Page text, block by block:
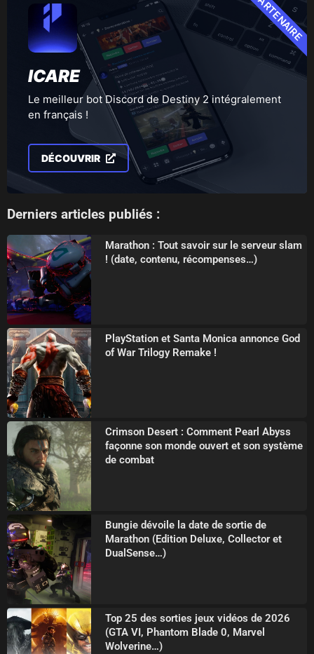
ICARE
Le meilleur bot Discord de Destiny 2 intégralement
en français !
DÉCOUVRIR
PARTENAIRE
Derniers articles publiés :
Marathon : Tout savoir sur le serveur slam
! (date, contenu, récompenses…)
PlayStation et Santa Monica annonce God
of War Trilogy Remake !
Crimson Desert : Comment Pearl Abyss
façonne son monde ouvert et son système
de combat
Bungie dévoile la date de sortie de
Marathon (Edition Deluxe, Collector et
DualSense…)
Top 25 des sorties jeux vidéos de 2026
(GTA VI, Phantom Blade 0, Marvel
Wolverine…)